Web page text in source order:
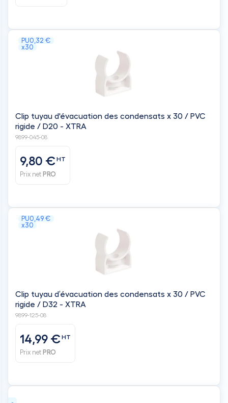
PU0,32 €
x30
Clip tuyau d'évacuation des condensats x 30 / PVC
rigide / D20 - XTRA
9899-045-08
9,80 €HT
Prix net PRO
PU0,49 €
x30
Clip tuyau d’évacuation des condensats x 30 / PVC
rigide / D32 - XTRA
9899-125-08
14,99 €HT
Prix net PRO